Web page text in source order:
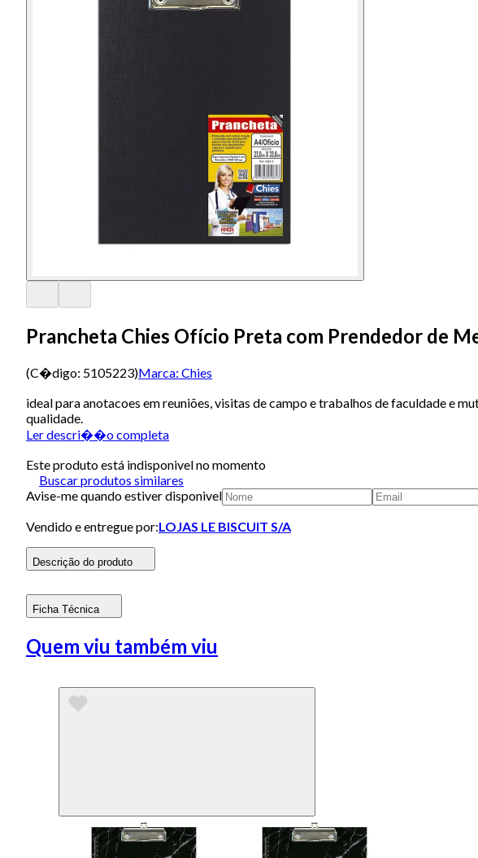
Prancheta Chies Ofício Preta com Prendedor de
(C�digo: 5105223)Marca: Chies
ideal para anotacoes em reuniões, visitas de campo e trabalhos de faculdade e
qualidade.
Ler descri��o completa
Este produto está indisponivel no momento
Buscar produtos similares
Avise-me quando estiver disponivel
Vendido e entregue por:LOJAS LE BISCUIT S/A
Descrição do produto
Ficha Técnica
Quem viu também viu